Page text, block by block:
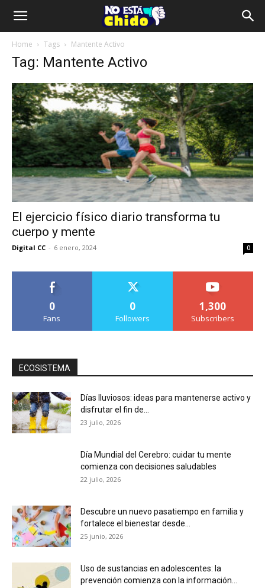
Home Tags Mantente Activo
Tag: Mantente Activo
El ejercicio físico diario transforma tu
cuerpo y mente
Digital CC - 6 enero, 2024 0
0
Fans
0
Followers
1,300
Subscribers
ECOSISTEMA
Días lluviosos: ideas para mantenerse activo y
disfrutar el fin de...
23 julio, 2026
Día Mundial del Cerebro: cuidar tu mente
comienza con decisiones saludables
22 julio, 2026
Descubre un nuevo pasatiempo en familia y
fortalece el bienestar desde...
25 junio, 2026
Uso de sustancias en adolescentes: la
prevención comienza con la información...